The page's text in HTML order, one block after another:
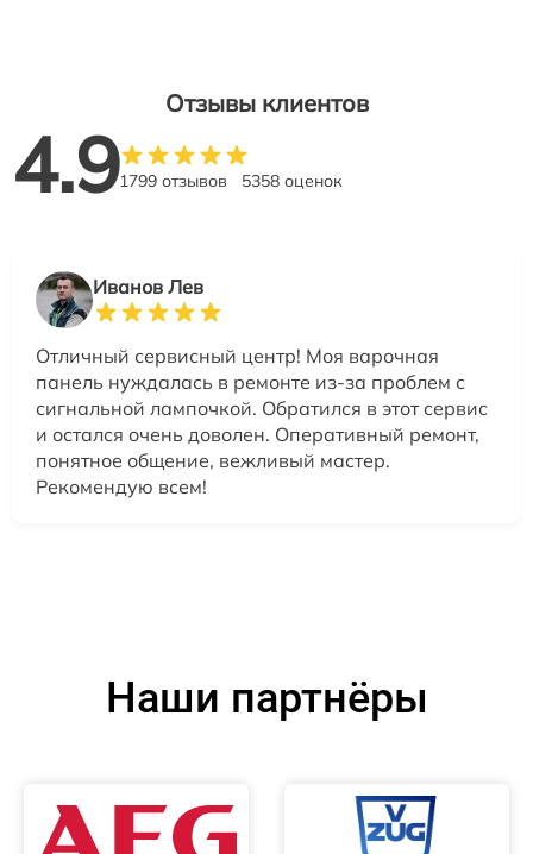
Отзывы клиентов
4.91799 отзывов 5358 оценок
Иванов Лев
Отличный сервисный центр! Моя варочная
панель нуждалась в ремонте из-за проблем с
сигнальной лампочкой. Обратился в этот сервис
и остался очень доволен. Оперативный ремонт,
понятное общение, вежливый мастер.
Рекомендую всем!
Наши партнёры